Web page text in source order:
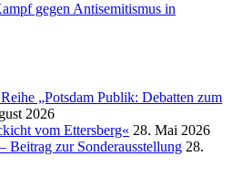
gegen Antisemitismus in
„Potsdam Publik: Debatten zum
2026
vom Ettersberg« 28. Mai 2026
Beitrag zur Sonderausstellung 28.